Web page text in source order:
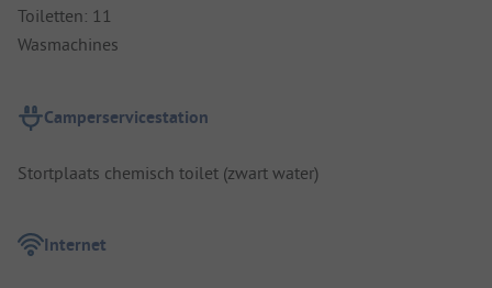
Toiletten: 11
Wasmachines
Camperservicestation
Stortplaats chemisch toilet (zwart water)
Internet